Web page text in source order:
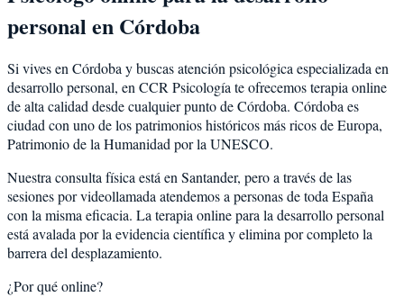
personal en Córdoba
Si vives enCórdobay buscas atención psicológica especializada en
desarrollo personal, en CCR Psicología te ofrecemos terapia online
de alta calidad desde cualquier punto deCórdoba. Córdobaes
ciudad con uno de los patrimonios históricos más ricos de Europa,
Patrimonio de la Humanidad por la UNESCO.
Nuestra consulta física está en Santander, pero a través de las
sesiones por videollamada atendemos a personas de toda España
con la misma eficacia. La terapia online para ladesarrollo personal
está avalada por la evidencia científica y elimina por completo la
barrera del desplazamiento.
¿Por qué online?